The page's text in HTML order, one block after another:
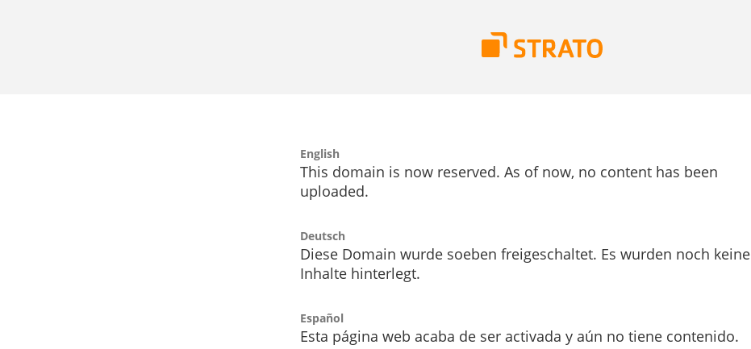
English
This domain is now reserved. As of now, no content has been
uploaded.
Deutsch
Diese Domain wurde soeben freigeschaltet. Es wurden noch keine
Inhalte hinterlegt.
Español
Esta página web acaba de ser activada y aún no tiene contenido.